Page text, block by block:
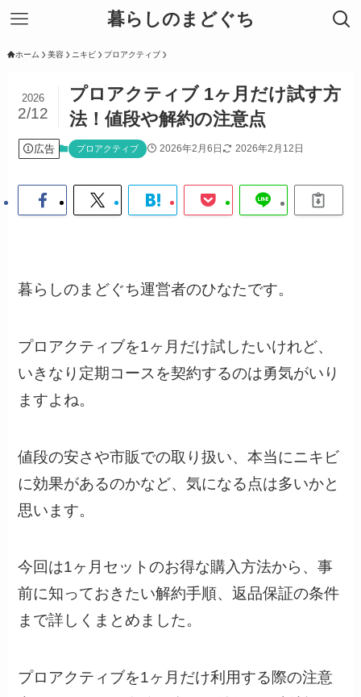
暮らしのまどぐち
ホーム 美容 ニキビ プロアクティブ
プロアクティブ 1ヶ月だけ試す方
法！値段や解約の注意点
2026
2/12
広告 プロアクティブ 2026年2月6日 2026年2月12日
暮らしのまどぐち運営者のひなたです。
プロアクティブを1ヶ月だけ試したいけれど、
いきなり定期コースを契約するのは勇気がいり
ますよね。
値段の安さや市販での取り扱い、本当にニキビ
に効果があるのかなど、気になる点は多いかと
思います。
今回は1ヶ月セットのお得な購入方法から、事
前に知っておきたい解約手順、返品保証の条件
まで詳しくまとめました。
プロアクティブを1ヶ月だけ利用する際の注意